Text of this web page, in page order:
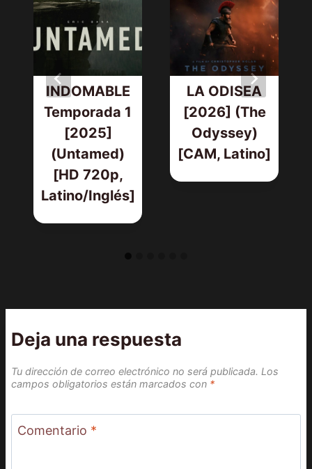
INDOMABLE
Temporada 1
[2025]
(Untamed)
[HD 720p,
Latino/Inglés]
LA ODISEA
[2026] (The
Odyssey)
[CAM, Latino]
Deja una respuesta
Tu dirección de correo electrónico no será publicada. Los
campos obligatorios están marcados con *
Comentario *